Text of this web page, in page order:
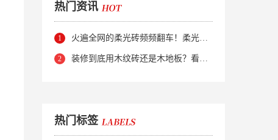
热门资讯
火遍全网的柔光砖频频翻车！柔光砖到底怎么选？
装修到底用木纹砖还是木地板？看完再做决定
热门标签